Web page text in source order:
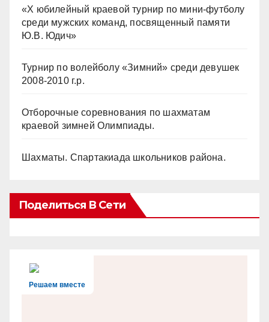
«Х юбилейный краевой турнир по мини-футболу
среди мужских команд, посвященный памяти
Ю.В. Юдич»
Турнир по волейболу «Зимний» среди девушек
2008-2010 г.р.
Отборочные соревнования по шахматам
краевой зимней Олимпиады.
Шахматы. Спартакиада школьников района.
Поделиться В Сети
Решаем вместе